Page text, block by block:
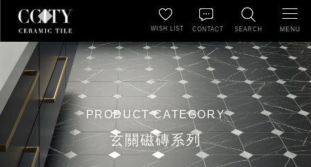
SEARCH
WISH LIST CONTACT MENU
PRODUCT CATEGORY
玄關磁磚系列